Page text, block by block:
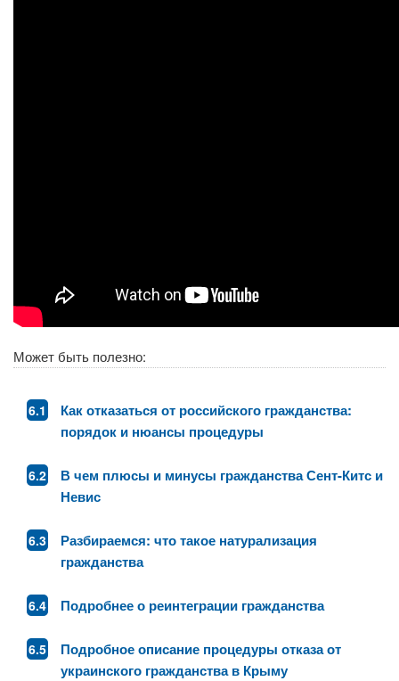
Может быть полезно:
Как отказаться от российского гражданства:
порядок и нюансы процедуры
В чем плюсы и минусы гражданства Сент-Китс и
Невис
Разбираемся: что такое натурализация
гражданства
Подробнее о реинтеграции гражданства
Подробное описание процедуры отказа от
украинского гражданства в Крыму